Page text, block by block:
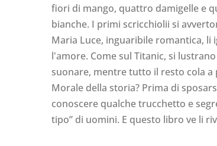
fiori di mango, quattro damigelle e
bianche. I primi scricchiolii si
Maria Luce, inguaribile romantica, li
l'amore. Come sul Titanic, si
suonare, mentre tutto il resto cola a
Morale della storia? Prima di
conoscere qualche trucchetto e
tipo” di uomini. E questo libro ve li